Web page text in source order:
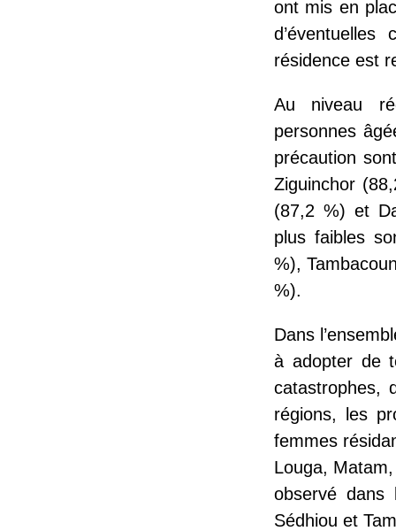
ont mis en
résidence est
Au niveau
personnes
précaution
Ziguinchor
(87,2 %) et
plus faibles
%),
%).
Dans
à adopter de
catastrophes,
régions, les
femmes
Louga,
observé dans
Sédhiou et